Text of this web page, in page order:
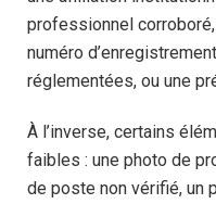
professionnel
numéro
réglementées, ou une
À l’inverse, certains
faibles : une photo de
de poste non vérifié, un